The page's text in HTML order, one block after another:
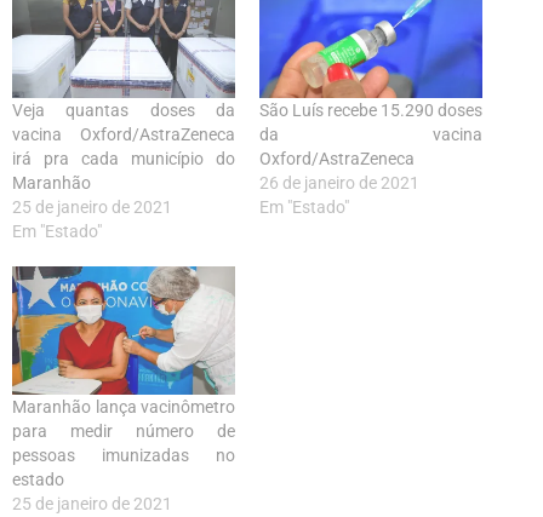
Veja quantas doses da
vacina Oxford/AstraZeneca
irá pra cada município do
Maranhão
25 de janeiro de 2021
Em "Estado"
São Luís recebe 15.290 doses
da vacina
Oxford/AstraZeneca
26 de janeiro de 2021
Em "Estado"
Maranhão lança vacinômetro
para medir número de
pessoas imunizadas no
estado
25 de janeiro de 2021